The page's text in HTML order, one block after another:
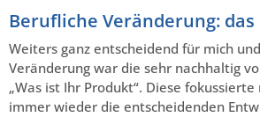
Berufliche Veränderung:
Weiters ganz entscheidend für mich
Veränderung war die sehr nachhaltig
„Was ist Ihr Produkt“. Diese
immer wieder die entscheidenden